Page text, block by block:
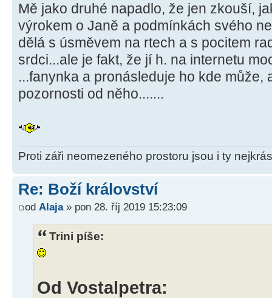
Mě jako druhé napadlo, že jen zkouší,
výrokem o Janě a podmínkách svého
dělá s úsměvem na rtech a s pocitem
srdci...ale je fakt, že jí h. na internetu
...fanynka a pronásleduje ho kde může,
pozornosti od něho.......
Proti záři neomezeného prostoru jsou i ty
Re: Boží království
od Alaja» pon 28. říj 2019 15:23:09
Trini píše:
Od Vostalpetra: